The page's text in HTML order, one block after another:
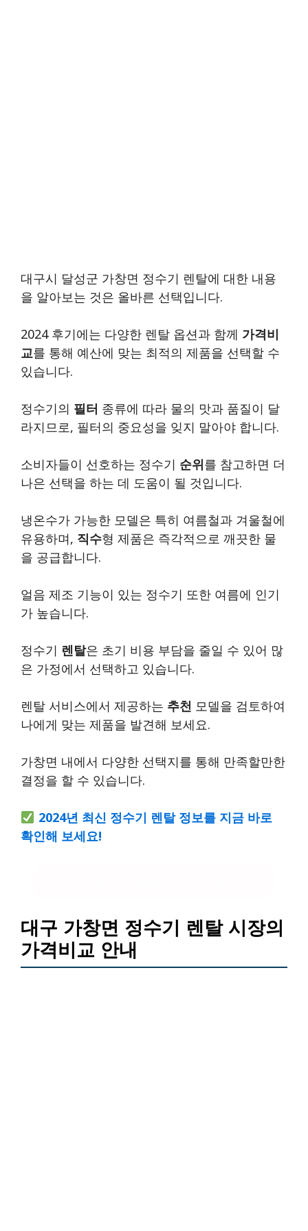
대구시 달성군 가창면 정수기 렌탈에 대한 내용
을 알아보는 것은 올바른 선택입니다.
2024 후기에는 다양한 렌탈 옵션과 함께 가격비
교를 통해 예산에 맞는 최적의 제품을 선택할 수
있습니다.
정수기의 필터 종류에 따라 물의 맛과 품질이 달
라지므로, 필터의 중요성을 잊지 말아야 합니다.
소비자들이 선호하는 정수기 순위를 참고하면 더
나은 선택을 하는 데 도움이 될 것입니다.
냉온수가 가능한 모델은 특히 여름철과 겨울철에
유용하며, 직수형 제품은 즉각적으로 깨끗한 물
을 공급합니다.
얼음 제조 기능이 있는 정수기 또한 여름에 인기
가 높습니다.
정수기 렌탈은 초기 비용 부담을 줄일 수 있어 많
은 가정에서 선택하고 있습니다.
렌탈 서비스에서 제공하는 추천 모델을 검토하여
나에게 맞는 제품을 발견해 보세요.
가창면 내에서 다양한 선택지를 통해 만족할만한
결정을 할 수 있습니다.
2024년 최신 정수기 렌탈 정보를 지금 바로
확인해 보세요!
대구 가창면 정수기 렌탈 시장의
가격비교 안내